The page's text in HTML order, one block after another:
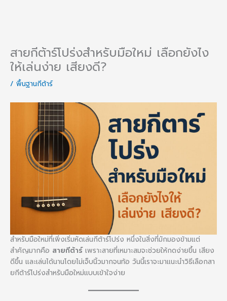
สายกีต้าร์โปร่งสำหรับมือใหม่ เลือกยังไง
ให้เล่นง่าย เสียงดี?
/ พื้นฐานกีต้าร์
สำหรับมือใหม่ที่เพิ่งเริ่มหัดเล่นกีต้าร์โปร่ง หนึ่งในสิ่งที่มักมองข้ามแต่
สำคัญมากคือ สายกีต้าร์เพราะสายที่เหมาะสมจะช่วยให้กดง่ายขึ้น เสียง
ดีขึ้น และเล่นได้นานโดยไม่เจ็บนิ้วมากจนท้อ วันนี้เราจะมาแนะนำวิธีเลือกสา
ยกีต้าร์โปร่งสำหรับมือใหม่แบบเข้าใจง่าย